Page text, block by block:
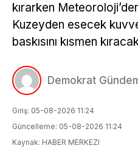
kırarken
Kuzeyden esecek
baskısını kısmen
Demokrat
Giriş: 05-08-2026 11:24
Güncelleme: 05-08-2026 11:24
Kaynak: HABER MERKEZI